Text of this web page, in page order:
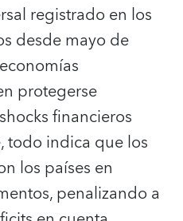
registrado en los
desde mayo de
protegerse
financieros
todo indica que los
los países en
penalizando a